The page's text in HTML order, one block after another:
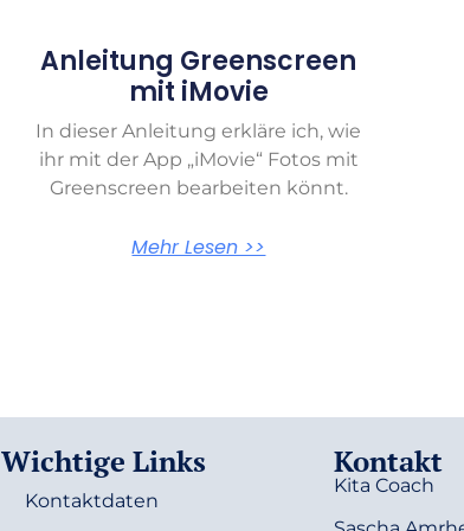
Anleitung Greenscreen
mit iMovie
In dieser Anleitung erkläre ich, wie
ihr mit der App „iMovie“ Fotos mit
Greenscreen bearbeiten​ könnt.
Mehr Lesen >>
Wichtige Links
Kontaktdaten
Kontakt
Kita Coach